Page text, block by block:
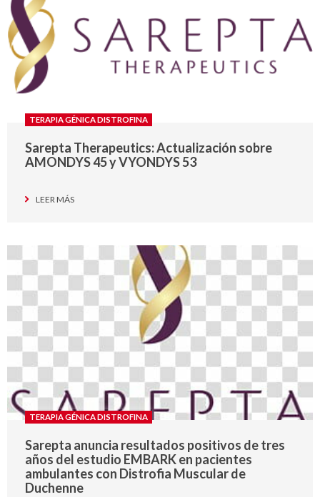
TERAPIA GÉNICA DISTROFINA
Sarepta Therapeutics: Actualización sobre
AMONDYS 45 y VYONDYS 53
LEER MÁS
TERAPIA GÉNICA DISTROFINA
Sarepta anuncia resultados positivos de tres
años del estudio EMBARK en pacientes
ambulantes con Distrofia Muscular de
Duchenne